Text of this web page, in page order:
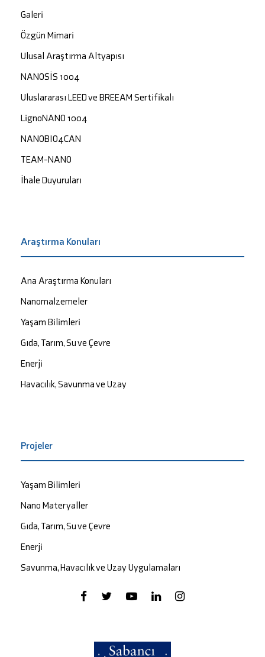
Galeri
Özgün Mimari
Ulusal Araştırma Altyapısı
NANOSİS 1004
Uluslararası LEED ve BREEAM Sertifikalı
LignoNANO 1004
NANOBIO4CAN
TEAM-NANO
İhale Duyuruları
Araştırma Konuları
Ana Araştırma Konuları
Nanomalzemeler
Yaşam Bilimleri
Gıda, Tarım, Su ve Çevre
Enerji
Havacılık, Savunma ve Uzay
Projeler
Yaşam Bilimleri
Nano Materyaller
Gıda, Tarım, Su ve Çevre
Enerji
Savunma, Havacılık ve Uzay Uygulamaları